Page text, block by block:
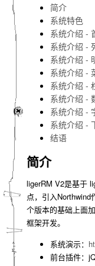
简介
系统特色
系统介绍 -
系统介绍 -
系统介绍 -
系统介绍 -
系统介绍 -
系统介绍 -
系统介绍 -
系统介绍 -
结语
简介
ligerRM V2是基于
点，引入
个版本的基础上面
框架开发。
系统演示：
前台插件：